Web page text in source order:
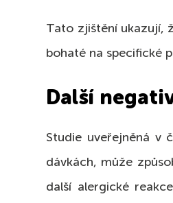
Tato zjištění ukazují,
bohaté na specifické
Další
Studie uveřejněná v
dávkách, může
další alergické